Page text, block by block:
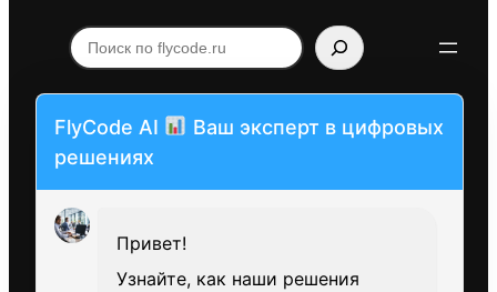
Поиск
по
FlyCode AI
Ваш эксперт в цифровых
решениях
Привет!
Узнайте, как наши решения